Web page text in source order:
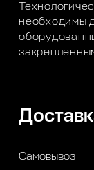
необходимы
Самовывоз